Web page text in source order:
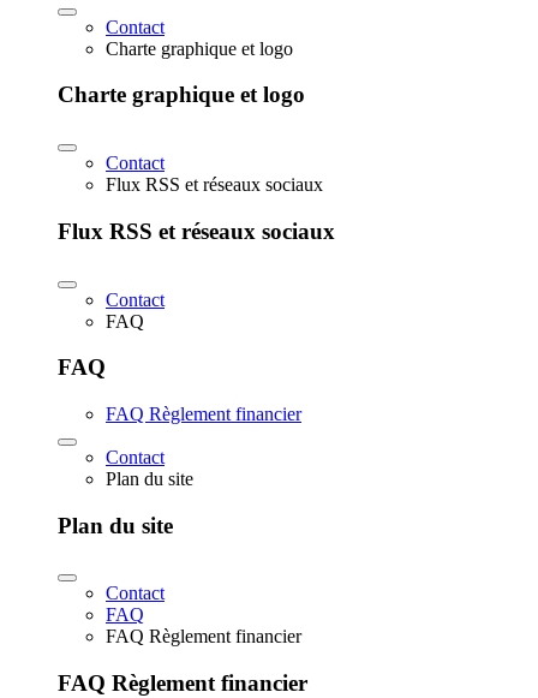
Contact
Charte graphique et logo
Charte graphique et logo
Contact
Flux RSS et réseaux sociaux
Flux RSS et réseaux sociaux
Contact
FAQ
FAQ
FAQ Règlement financier
Contact
Plan du site
Plan du site
Contact
FAQ
FAQ Règlement financier
FAQ Règlement financier